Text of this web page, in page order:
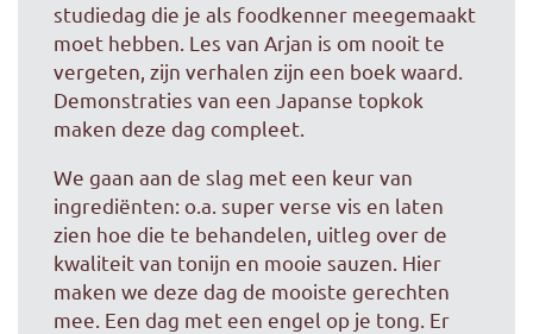
studiedag die je als foodkenner meegemaakt
moet hebben. Les van Arjan is om nooit te
vergeten, zijn verhalen zijn een boek waard.
Demonstraties van een Japanse topkok
maken deze dag compleet.
We gaan aan de slag met een keur van
ingrediënten: o.a. super verse vis en laten
zien hoe die te behandelen, uitleg over de
kwaliteit van tonijn en mooie sauzen. Hier
maken we deze dag de mooiste gerechten
mee. Een dag met een engel op je tong. Er